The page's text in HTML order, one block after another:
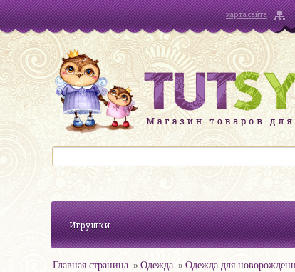
карта сайта
Игрушки
Главная страница Одежда Одежда для